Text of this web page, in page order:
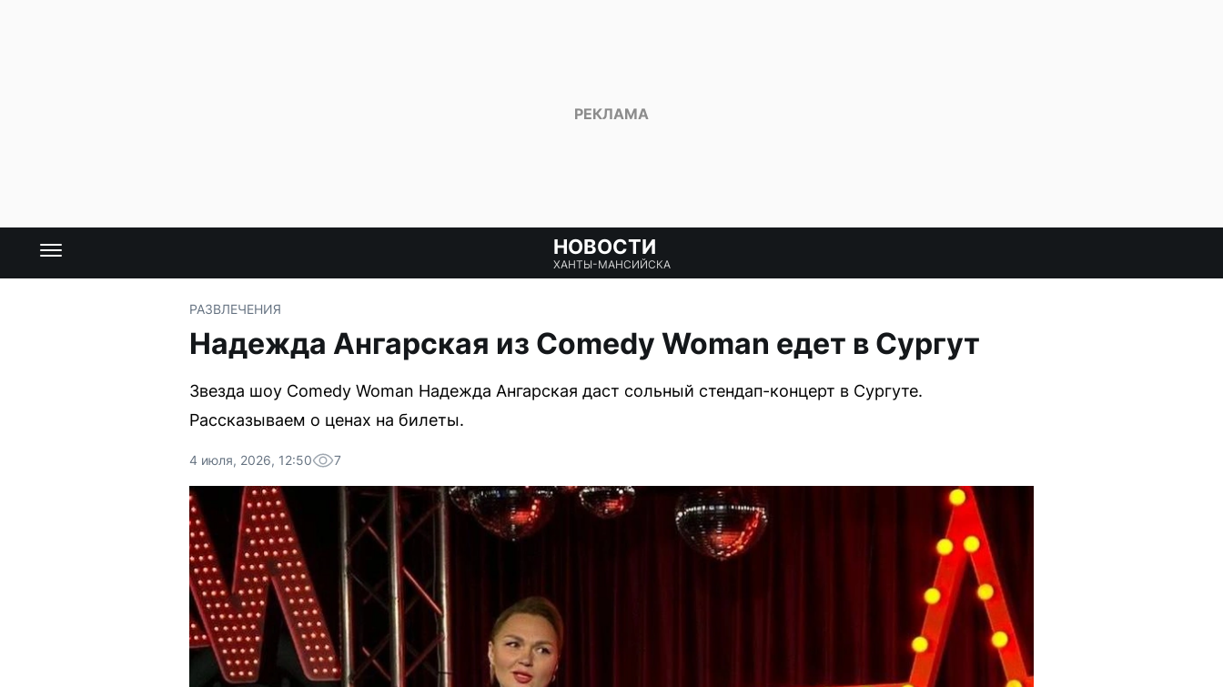
НОВОСТИ
ХАНТЫ-МАНСИЙСКА
РАЗВЛЕЧЕНИЯ
Надежда Ангарская из Comedy Woman едет в Сургут
Звезда шоу Comedy Woman Надежда Ангарская даст сольный стендап-концерт в Сургуте.
Рассказываем о ценах на билеты.
4 июля, 2026, 12:50 7